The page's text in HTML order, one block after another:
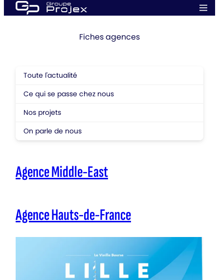
Aller
au
Fiches agences
Toute l'actualité
Ce qui se passe chez nous
Nos projets
On parle de nous
Agence Middle-East
Agence Hauts-de-France